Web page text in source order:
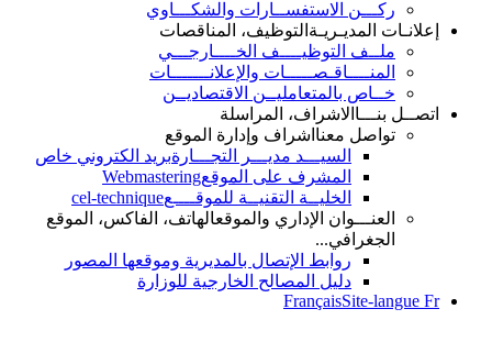
ركـــن الاستفســارات والشكـــاوي
المديـريـة التوظيف، المناقصات
ملــف التوظيــــف الخــــارجـــي
المنــــاقـصـــــات والإعلانـــــــات
خــاص بالمتعامليــن الاقتصاديــن
بنـــاالاشراف، المراسلة
تواصل معنا اشراف وإدارة الموقع
السيـــد مديـــر التجـــارة
بريد الكتروني خاص
المشرف على الموقعWebmastering
الخليــة التقنيــة للموقــــعcel-technique
العنـــوان الإداري والموقعالهاتف، الفاكس، الموقع
الجغرافي...
روابط الإتصال بالمديرية وموقعها المصور
دليل المصالح الخارجية للوزارة
FrançaisSite-langue